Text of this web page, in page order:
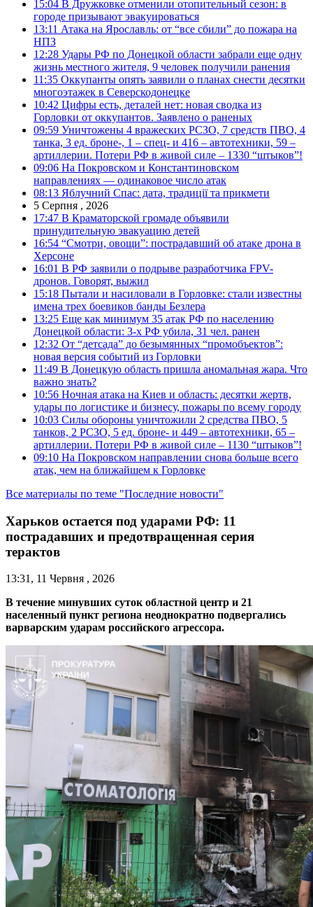
15:04 В Дружковке отменили отопительный сезон: в
городе призывают эвакуироваться
13:11 Атака на Ярославль: от “все сбили” до пожара на
НПЗ
12:28 Удары РФ по Донецкой области забрали еще одну
жизнь местного жителя, 9 человек получили ранения
11:35 Оккупанты опять заявили о планах снести десятки
многоэтажек в Северскодонецке
10:42 Цифры есть, деталей нет: новая сводка из
Горловки от оккупантов. Заявлено о раненых
09:59 Уничтожены 4 вражеских РСЗО, 7 средств ПВО, 4
танка, 3 ед. броне-, 1 – спец- и 416 – автотехники, 59 –
артиллерии. Потери РФ в живой силе – 1330 “штыков”!
09:06 На Покровском и Константиновском
направлениях — одинаковое число атак
08:13 Яблучний Спас: дата, традиції та прикмети
5 Серпня , 2026
17:47 В Краматорской громаде объявили
принудительную эвакуацию детей
16:54 “Смотри, овощи”: пострадавший об атаке дрона в
Херсоне
16:01 В РФ заявили о подрыве разработчика FPV-
дронов. Говорят, выжил
15:18 Пытали и насиловали в Горловке: стали известны
имена трех боевиков банды Безлера
13:25 Еще как минимум 35 атак РФ по населению
Донецкой области: 3-х РФ убила, 31 чел. ранен
12:32 От “детсада” до безымянных “промобъектов”:
новая версия событий из Горловки
11:49 В Донецкую область пришла аномальная жара. Что
важно знать?
10:56 Ночная атака на Киев и область: десятки жертв,
удары по логистике и бизнесу, пожары по всему городу
10:03 Силы обороны уничтожили 2 средства ПВО, 5
танков, 2 РСЗО, 5 ед. броне- и 449 – автотехники, 65 –
артиллерии. Потери РФ в живой силе – 1130 “штыков”!
09:10 На Покровском направлении снова больше всего
атак, чем на ближайшем к Горловке
Все материалы по теме "Последние новости"
Харьков остается под ударами РФ: 11
пострадавших и предотвращенная серия
терактов
13:31, 11 Червня , 2026
В течение минувших суток областной центр и 21
населенный пункт региона неоднократно подвергались
варварским ударам российского агрессора.